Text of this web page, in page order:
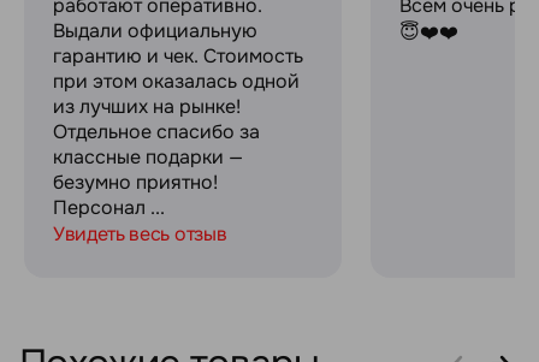
работают оперативно.
Выдали официальную
гарантию и чек. Стоимость
при этом оказалась одной
из лучших на рынке!
Отдельное спасибо за
классные подарки —
безумно приятно!
Персонал ...
Увидеть весь отзыв
Всем очень
😇❤️❤️